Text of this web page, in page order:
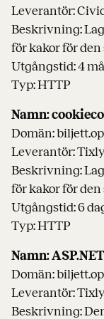
Leverantör:
Beskrivning:
för kakor för
Utgångstid: 4
Typ: HTTP
Namn:
Domän:
Leverantör:
Beskrivning:
för kakor för
Utgångstid: 6
Typ: HTTP
Namn:
Domän:
Leverantör:
Beskrivning: